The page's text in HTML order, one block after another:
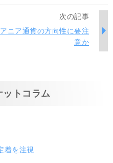
次の記事
ニア通貨の方向性に要注
意か
ットコラム
着を注視